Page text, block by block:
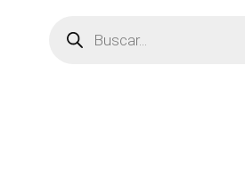
productos